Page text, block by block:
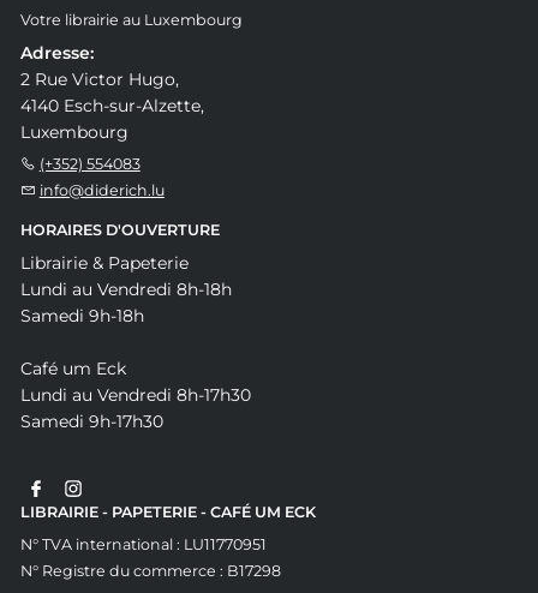
Votre librairie au Luxembourg
Adresse:
2 Rue Victor Hugo,
4140 Esch-sur-Alzette,
Luxembourg
(+352) 554083
info@diderich.lu
HORAIRES D'OUVERTURE
Librairie & Papeterie
Lundi au Vendredi 8h-18h
Samedi 9h-18h
Café um Eck
Lundi au Vendredi 8h-17h30
Samedi 9h-17h30
LIBRAIRIE - PAPETERIE - CAFÉ UM ECK
N° TVA international : LU11770951
N° Registre du commerce : B17298